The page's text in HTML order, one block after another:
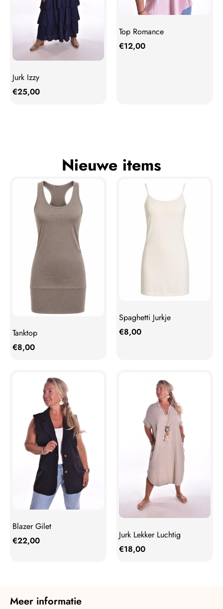
Jurk Izzy
€25,00
Top Romance
€12,00
Nieuwe items
Tanktop
€8,00
Spaghetti Jurkje
€8,00
Blazer Gilet
€22,00
Jurk Lekker Luchtig
€18,00
Meer informatie